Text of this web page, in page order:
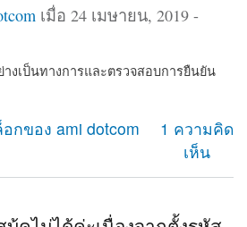
เมื่อ 24 เมษายน, 2019 -
งเป็นทางการและตรวจสอบการยืนยัน
านอย่างเป็นทางการและตรวจสอบ
การยืนยัน สงวนลิขสิทธิ์
กของ ami dotcom
1 ความคิด
เห็น